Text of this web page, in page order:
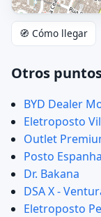
🧭 Cómo llegar
Otros
BYD Dealer
Eletroposto
Outlet
Posto
Dr. Bakana
DSA X -
Eletroposto